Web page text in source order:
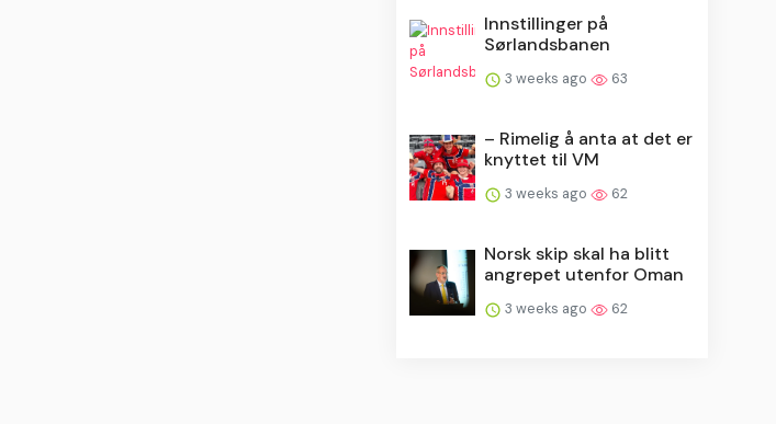
Innstillinger på
Sørlandsbanen
3 weeks ago 63
– Rimelig å anta at det er
knyttet til VM
3 weeks ago 62
Norsk skip skal ha blitt
angrepet utenfor Oman
3 weeks ago 62